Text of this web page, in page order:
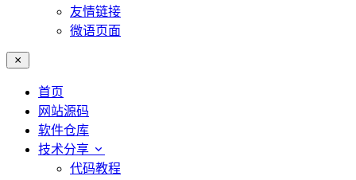
友情链接
微语页面
首页
网站源码
软件仓库
技术分享
代码教程